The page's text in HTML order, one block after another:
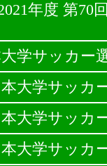
年度 第70
学サッカー
大学サッカ
大学サッカ
大学サッカ